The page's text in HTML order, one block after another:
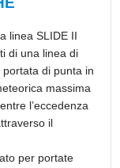
linea SLIDE II
di una linea di
di punta in
massima
l’eccedenza
il
per portate